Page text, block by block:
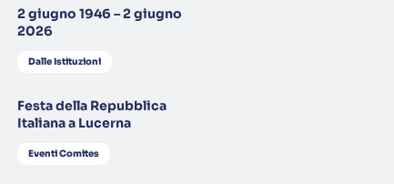
2 giugno 1946 – 2 giugno
2026
Dalle Istituzioni
Festa della Repubblica
Italiana a Lucerna
Eventi Comites